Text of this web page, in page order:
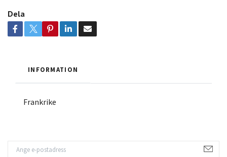
Dela
INFORMATION
Frankrike